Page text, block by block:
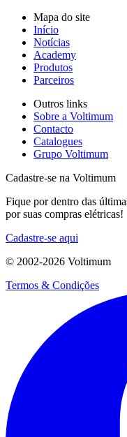
Mapa do site
Início
Notícias
Academy
Produtos
Parceiros
Outros links
Sobre a Voltimum
Contacto
Catalogues
Grupo Voltimum
Cadastre-se na Voltimum
Fique por dentro das
por suas compras elétricas!
Cadastre-se aqui
© 2002-2026 Voltimum
Termos & Condições